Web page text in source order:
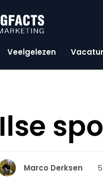
Veelgelezen
Ilse
Marco Derksen